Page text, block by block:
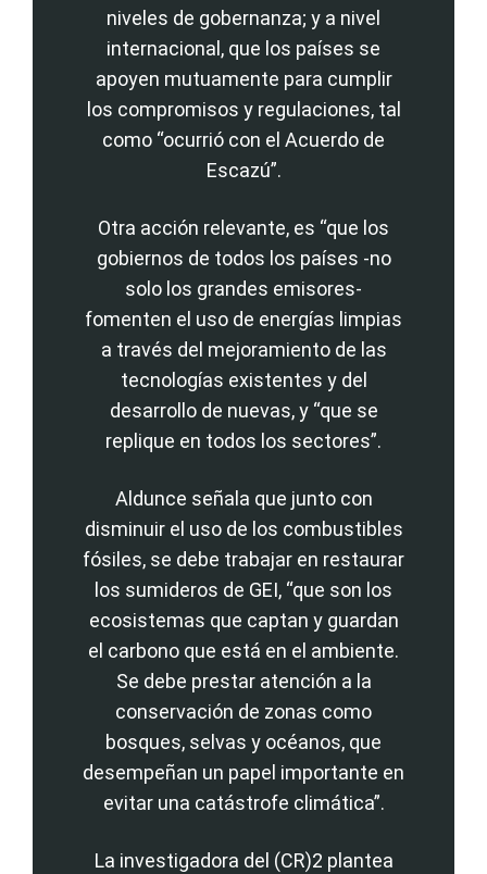
niveles de gobernanza; y a nivel
internacional, que los países se
apoyen mutuamente para cumplir
los compromisos y regulaciones, tal
como “ocurrió con el Acuerdo de
Escazú”.
Otra acción relevante, es “que los
gobiernos de todos los países -no
solo los grandes emisores-
fomenten el uso de energías limpias
a través del mejoramiento de las
tecnologías existentes y del
desarrollo de nuevas, y “que se
replique en todos los sectores”.
Aldunce señala que junto con
disminuir el uso de los combustibles
fósiles, se debe trabajar en restaurar
los sumideros de GEI, “que son los
ecosistemas que captan y guardan
el carbono que está en el ambiente.
Se debe prestar atención a la
conservación de zonas como
bosques, selvas y océanos, que
desempeñan un papel importante en
evitar una catástrofe climática”.
La investigadora del (CR)2 plantea